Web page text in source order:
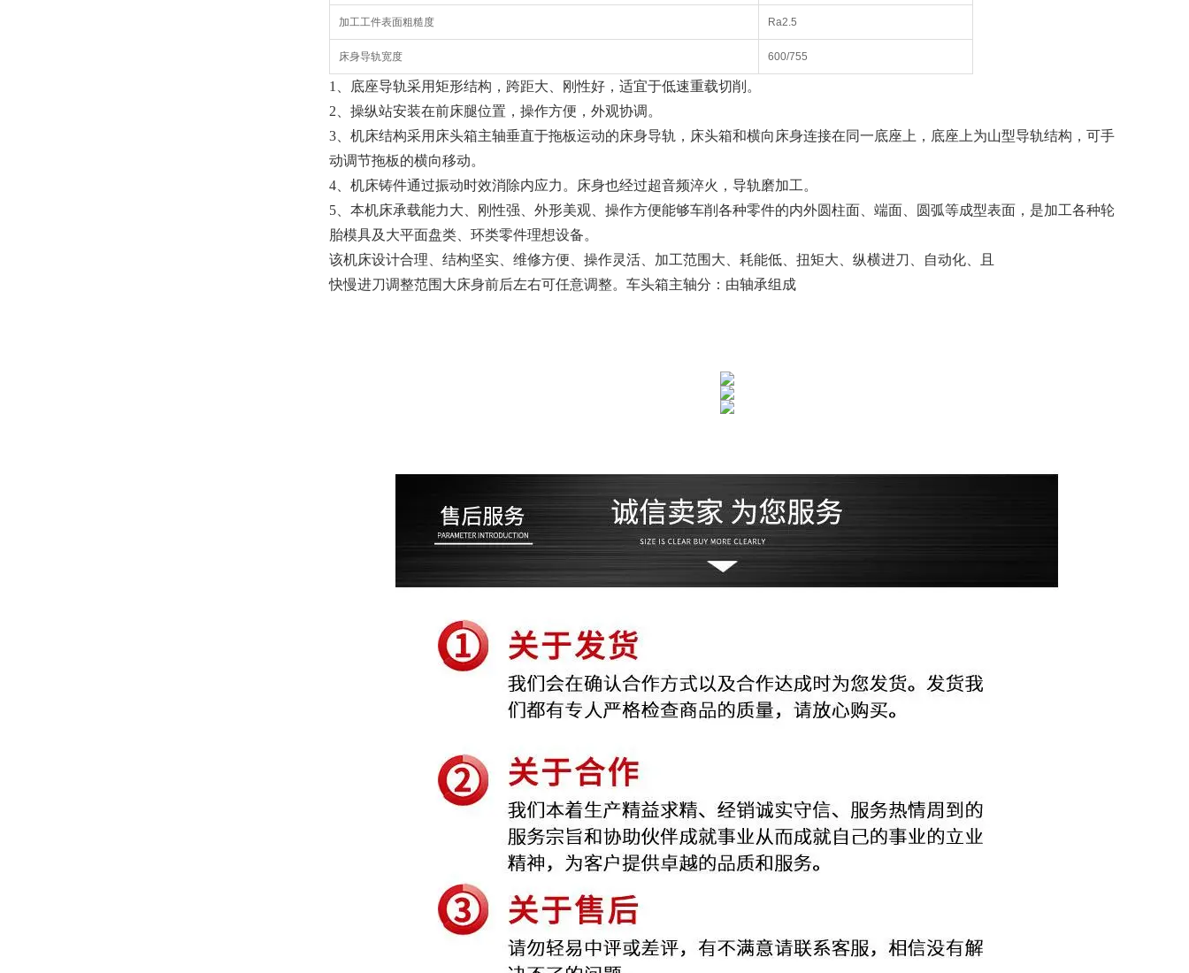
加工工件表面粗糙度 Ra2.5
床身导轨宽度 600/755
1、底座导轨采用矩形结构，跨距大、刚性好，适宜于低速重载切削。
2、操纵站安装在前床腿位置，操作方便，外观协调。
3、机床结构采用床头箱主轴垂直于拖板运动的床身导轨，床头箱和横向床身连接在同一底座上，底座上为山型导轨结构，可手
动调节拖板的横向移动。
4、机床铸件通过振动时效消除内应力。床身也经过超音频淬火，导轨磨加工。
5、本机床承载能力大、刚性强、外形美观、操作方便能够车削各种零件的内外圆柱面、端面、圆弧等成型表面，是加工各种轮
胎模具及大平面盘类、环类零件理想设备。
该机床设计合理、结构坚实、维修方便、操作灵活、加工范围大、耗能低、扭矩大、纵横进刀、自动化、且
快慢进刀调整范围大床身前后左右可任意调整。车头箱主轴分：由轴承组成